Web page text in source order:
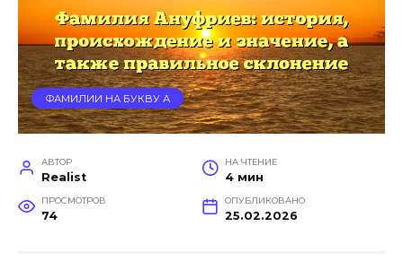
ФАМИЛИИ НА БУКВУ А
АВТОР
Realist
НА ЧТЕНИЕ
4 мин
ПРОСМОТРОВ
74
ОПУБЛИКОВАНО
25.02.2026